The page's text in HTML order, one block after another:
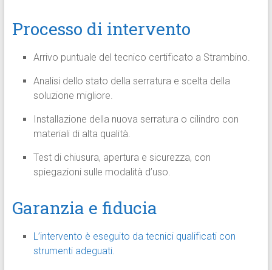
Processo di intervento
Arrivo puntuale del tecnico certificato a Strambino.
Analisi dello stato della serratura e scelta della
soluzione migliore.
Installazione della nuova serratura o cilindro con
materiali di alta qualità.
Test di chiusura, apertura e sicurezza, con
spiegazioni sulle modalità d’uso.
Garanzia e fiducia
L’intervento è eseguito da tecnici qualificati con
strumenti adeguati.